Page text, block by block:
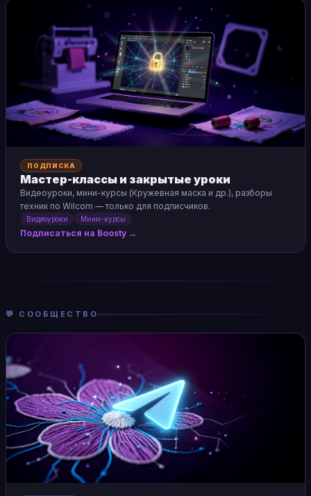
ПОДПИСКА
Мастер-классы и закрытые уроки
Видеоуроки, мини-курсы (Кружевная маска и др.), разборы
техник по Wilcom — только для подписчиков.
Видеоуроки Мини-курсы
Подписаться на Boosty →
💬 СООБЩЕСТВО